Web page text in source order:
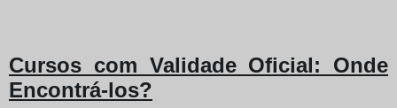
Cursos com Validade Oficial: Onde
Encontrá-los?